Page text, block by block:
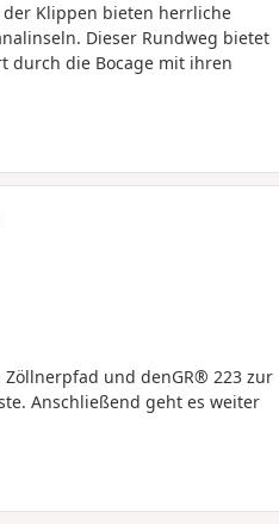
Klippen bieten herrliche
Dieser Rundweg bietet
durch die Bocage mit ihren
und denGR® 223 zur
Anschließend geht es weiter